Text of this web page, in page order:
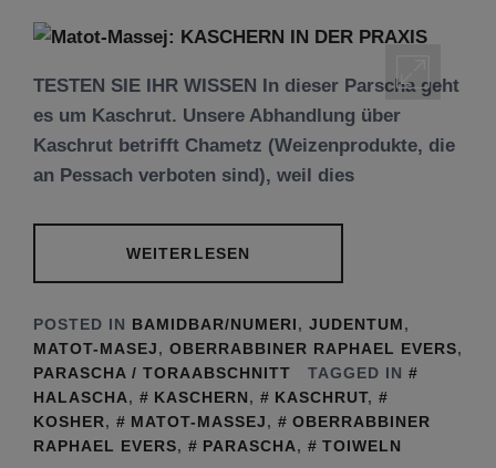
TESTEN SIE IHR WISSEN In dieser Parscha geht
es um Kaschrut. Unsere Abhandlung über
Kaschrut betrifft Chametz (Weizenprodukte, die
an Pessach verboten sind), weil dies
WEITERLESEN
POSTED IN BAMIDBAR/NUMERI, JUDENTUM,
MATOT-MASEJ, OBERRABBINER RAPHAEL EVERS,
PARASCHA / TORAABSCHNITT
TAGGED IN
HALASCHA, KASCHERN, KASCHRUT,
KOSHER, MATOT-MASSEJ,
OBERRABBINER
RAPHAEL EVERS, PARASCHA, TOIWELN